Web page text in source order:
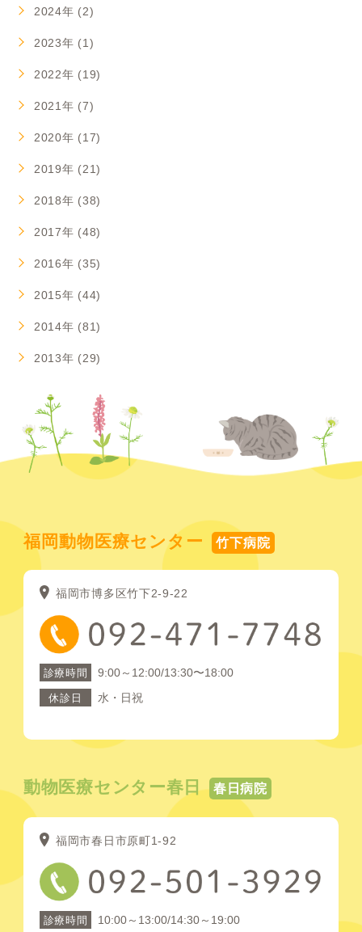
2024年 (2)
2023年 (1)
2022年 (19)
2021年 (7)
2020年 (17)
2019年 (21)
2018年 (38)
2017年 (48)
2016年 (35)
2015年 (44)
2014年 (81)
2013年 (29)
福岡動物医療センター 竹下病院
福岡市博多区竹下2-9-22
診療時間 9:00～12:00/13:30〜18:00
休診日 水・日祝
動物医療センター春日 春日病院
福岡市春日市原町1-92
診療時間 10:00～13:00/14:30～19:00